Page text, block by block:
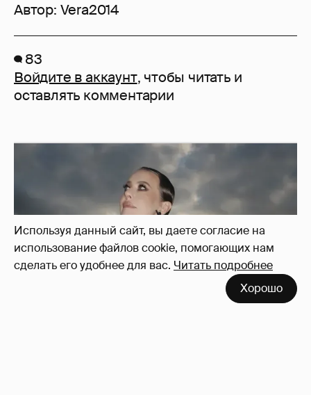
Используя данный сайт, вы даете согласие на
использование файлов cookie, помогающих нам
сделать его удобнее для вас. Читать подробнее
Хорошо
Автор: Vera2014
83
Войдите в аккаунт, чтобы читать и
оставлять комментарии